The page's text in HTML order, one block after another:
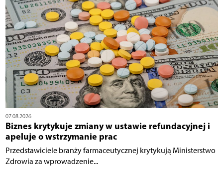
07.08.2026
Biznes krytykuje zmiany w ustawie refundacyjnej i
apeluje o wstrzymanie prac
Przedstawiciele branży farmaceutycznej krytykują Ministerstwo
Zdrowia za wprowadzenie...